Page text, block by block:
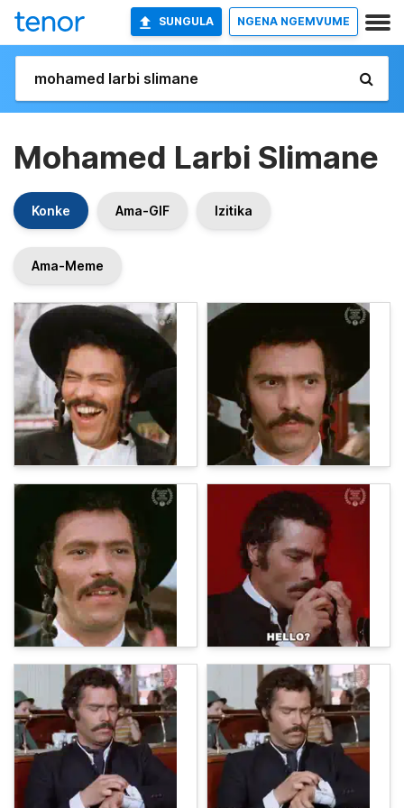
SUNGULA NGENA NGEMVUME
Mohamed Larbi Slimane
Konke Ama-GIF Izitika
Ama-Meme